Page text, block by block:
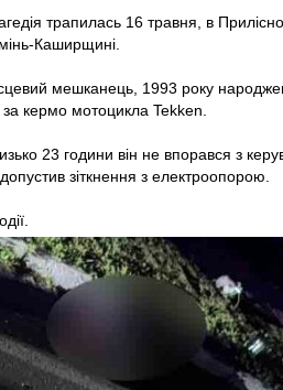
трапилась 16 травня, в
Каширщині.
мешканець, 1993 року
за кермо мотоцикла Tekken.
23 години він не впорався з
зіткнення з електроопорою.